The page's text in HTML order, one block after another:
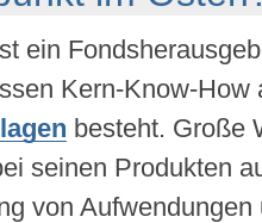
ein
Kern-Know-How
besteht. Große
seinen Produkten
von